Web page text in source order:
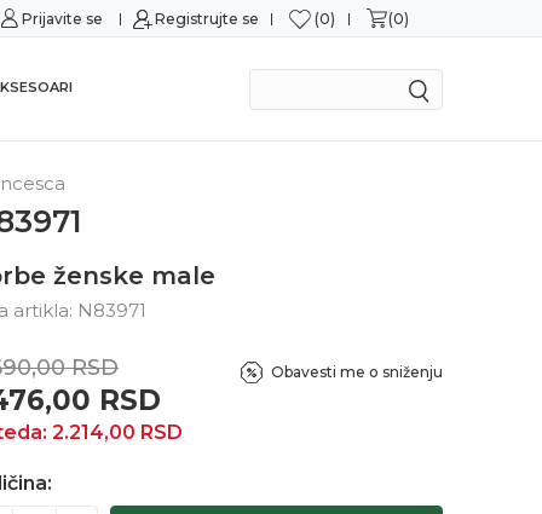
karticama Mogućnost zamene u roku od 14
Prijavite se Registrujte se 0 0
ženske male
artikla: N83971
RSD
RSD
2.214,00 RSD
Obavesti me o sniženju